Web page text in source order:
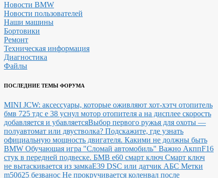
Новости BMW
Новости пользователей
Наши машины
Бортовики
Ремонт
Техническая информация
Диагностика
Файлы
ПОСЛЕДНИЕ ТЕМЫ ФОРУМА
MINI JCW: аксессуары, которые оживляют хот-хэтч отопитель
бмв 725 тдс е 38 уснул мотор отопителя а на дисплее скорость
добавляется и убавляетсяВыбор первого ружья для охоты —
полуавтомат или двустволка? Подскажите, где узнать
официальную мощность двигателя. Какими не должны быть
BMW Обучающая игра "Сломай автомобиль" Важно АкппF16
стук в передней подвеске. БМВ е60 смарт ключ Смарт ключ
не вытаскивается из замкаE39 DSC или датчик АБС Метки
m50б25 безванос Не прокручивается коленвал после